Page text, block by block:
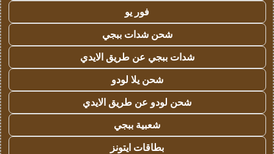
فور يو
شحن شدات ببجي
شدات ببجي عن طريق الايدي
شحن يلا لودو
شحن لودو عن طريق الايدي
شعبية ببجي
بطاقات ايتونز